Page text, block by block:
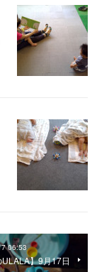
06:53
】9月17日